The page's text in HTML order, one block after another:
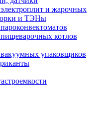
и жарочных
и ТЭНы
котлов
вакуумных упаковщиков